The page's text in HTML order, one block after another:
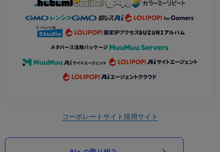
コーポレートサイト採用サイト